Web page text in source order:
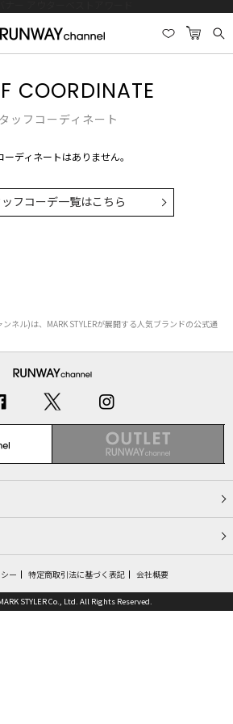
COORDINATE
ッフコーディネート
ーディネートはありません。
フコーデ一覧はこちら
ネル)は、MARK STYLERが展開する人気ブランドの公式通
ー 特定商取引法に基づく表記 会社概要
STYLER Co., Ltd. All Rights Reserved.